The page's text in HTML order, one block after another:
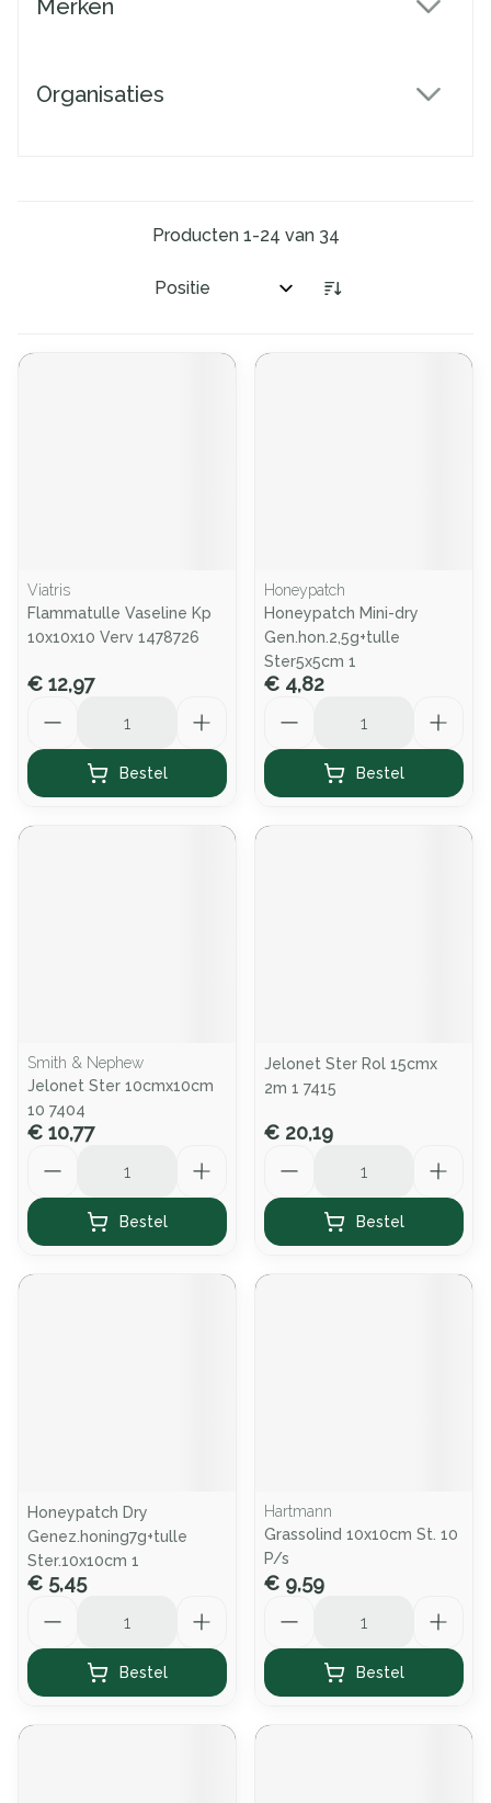
Merken
Organisaties
Producten 1-24 van 34
Sorteer op:
Viatris
Flammatulle Vaseline Kp
10x10x10 Verv 1478726
€ 12,97
Bestel
Honeypatch
Honeypatch Mini-dry
Gen.hon.2,5g+tulle
Ster5x5cm 1
€ 4,82
Bestel
Smith & Nephew
Jelonet Ster 10cmx10cm
10 7404
€ 10,77
Bestel
Jelonet Ster Rol 15cmx
2m 1 7415
€ 20,19
Bestel
Honeypatch Dry
Genez.honing7g+tulle
Ster.10x10cm 1
€ 5,45
Bestel
Hartmann
Grassolind 10x10cm St. 10
P/s
€ 9,59
Bestel